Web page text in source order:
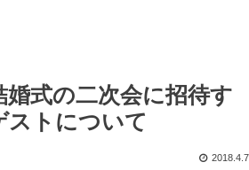
式の二次会に招待す
ストについて
2018.4.7